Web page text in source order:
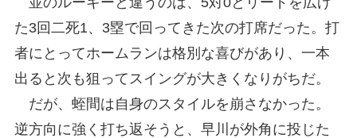
た3回二死1、3塁で回ってきた次の打席だった。打
者にとってホームランは格別な喜びがあり、一本
出ると次も狙ってスイングが大きくなりがちだ。
だが、蛭間は自身のスタイルを崩さなかった。
逆方向に強く打ち返そうと、早川が外角に投じた